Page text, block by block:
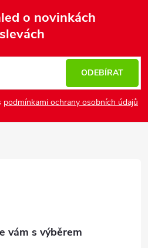
o novinkách
podmínkami ochrany osobních údajů
ODEBÍRAT